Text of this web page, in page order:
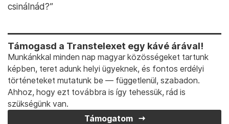
csinálnád?”
Támogasd a Transtelexet egy kávé árával!
Munkánkkal minden nap magyar közösségeket tartunk
képben, teret adunk helyi ügyeknek, és fontos erdélyi
történeteket mutatunk be — függetlenül, szabadon.
Ahhoz, hogy ezt továbbra is így tehessük, rád is
szükségünk van.
Támogatom